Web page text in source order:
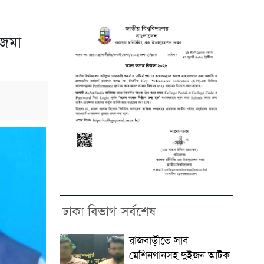
ঢাকা বিভাগ সর্বশেষ
রাজবাড়ীতে সাব-
মেশিনগানসহ দুইজন আটক